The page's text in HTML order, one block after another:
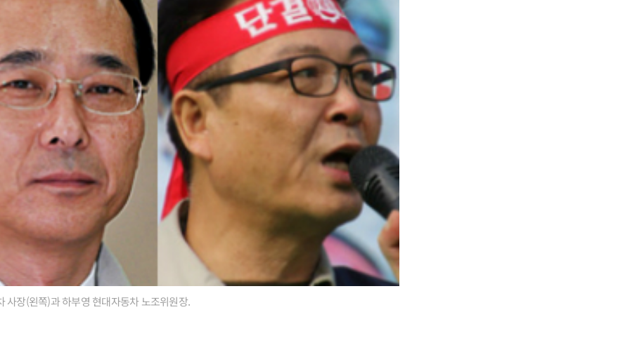
장(왼쪽)과 하부영 현대자동차 노조위원장.